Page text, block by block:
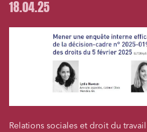
18.04.25
Relations sociales et droit du travail